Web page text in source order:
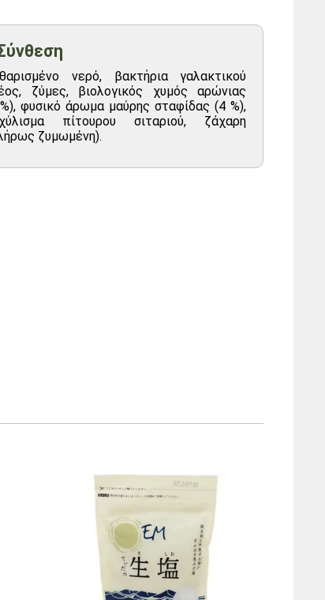
νερό, βακτήρια γαλακτικού
ζύμες, βιολογικός χυμός αρώνιας
φυσικό άρωμα μαύρης σταφίδας (4 %),
πίτουρου σιταριού, ζάχαρη
ζυμωμένη).